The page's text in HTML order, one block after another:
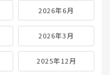
2026年6月
2026年3月
2025年12月